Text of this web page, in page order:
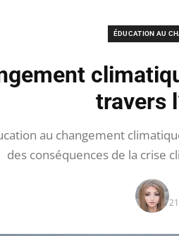
ÉDUCATION AU
travers
au changement
des conséquences de la crise